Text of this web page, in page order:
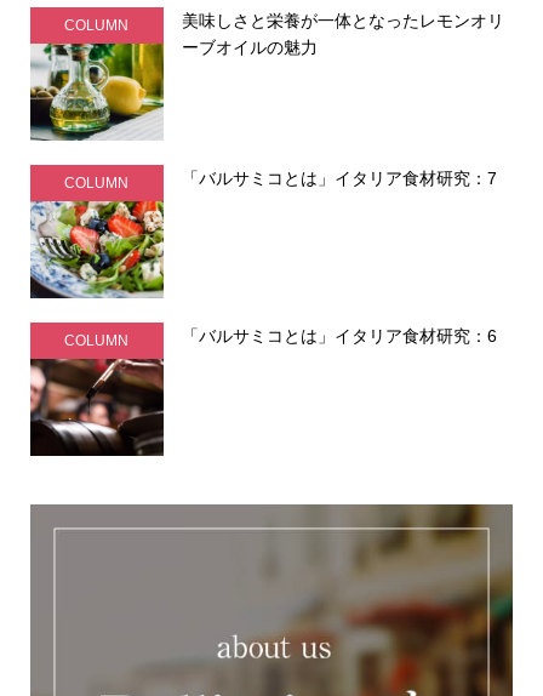
COLUMN
美味しさと栄養が一体となったレモンオリ
ーブオイルの魅力
COLUMN 「バルサミコとは」イタリア食材研究：7
COLUMN 「バルサミコとは」イタリア食材研究：6